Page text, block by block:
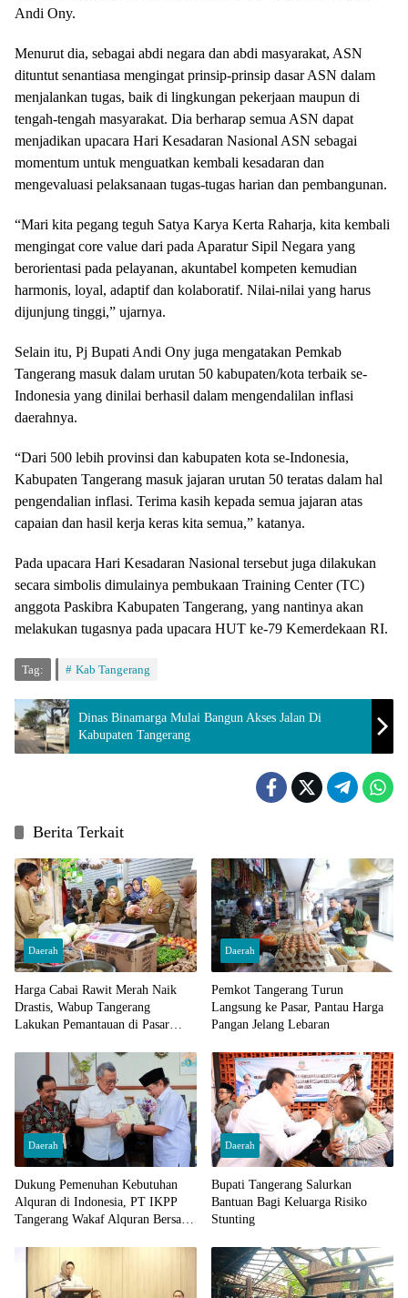
Andi Ony.
Menurut dia, sebagai abdi negara dan abdi masyarakat, ASN
dituntut senantiasa mengingat prinsip-prinsip dasar ASN dalam
menjalankan tugas, baik di lingkungan pekerjaan maupun di
tengah-tengah masyarakat. Dia berharap semua ASN dapat
menjadikan upacara Hari Kesadaran Nasional ASN sebagai
momentum untuk menguatkan kembali kesadaran dan
mengevaluasi pelaksanaan tugas-tugas harian dan pembangunan.
“Mari kita pegang teguh Satya Karya Kerta Raharja, kita kembali
mengingat core value dari pada Aparatur Sipil Negara yang
berorientasi pada pelayanan, akuntabel kompeten kemudian
harmonis, loyal, adaptif dan kolaboratif. Nilai-nilai yang harus
dijunjung tinggi,” ujarnya.
Selain itu, Pj Bupati Andi Ony juga mengatakan Pemkab
Tangerang masuk dalam urutan 50 kabupaten/kota terbaik se-
Indonesia yang dinilai berhasil dalam mengendalilan inflasi
daerahnya.
“Dari 500 lebih provinsi dan kabupaten kota se-Indonesia,
Kabupaten Tangerang masuk jajaran urutan 50 teratas dalam hal
pengendalian inflasi. Terima kasih kepada semua jajaran atas
capaian dan hasil kerja keras kita semua,” katanya.
Pada upacara Hari Kesadaran Nasional tersebut juga dilakukan
secara simbolis dimulainya pembukaan Training Center (TC)
anggota Paskibra Kabupaten Tangerang, yang nantinya akan
melakukan tugasnya pada upacara HUT ke-79 Kemerdekaan RI.
Tag: Kab Tangerang
Dinas Binamarga Mulai Bangun Akses Jalan Di
Kabupaten Tangerang
Berita Terkait
Daerah
Harga Cabai Rawit Merah Naik
Drastis, Wabup Tangerang
Lakukan Pemantauan di Pasar
Daerah
Pemkot Tangerang Turun
Langsung ke Pasar, Pantau Harga
Pangan Jelang Lebaran
Daerah
Dukung Pemenuhan Kebutuhan
Alquran di Indonesia, PT IKPP
Tangerang Wakaf Alquran Bersama
Daerah
Bupati Tangerang Salurkan
Bantuan Bagi Keluarga Risiko
Stunting